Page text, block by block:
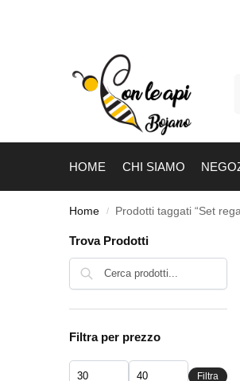
HOME CHI SIAMO
Home / Prodotti taggati “Set
Trova Prodotti
Filtra per prezzo
Filtra